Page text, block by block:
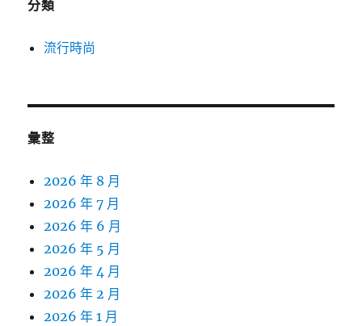
分類
流行時尚
彙整
2026 年 8 月
2026 年 7 月
2026 年 6 月
2026 年 5 月
2026 年 4 月
2026 年 2 月
2026 年 1 月